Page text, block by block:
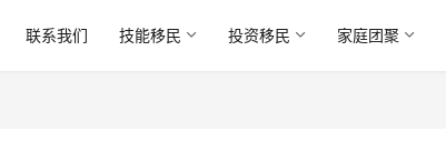
联系我们 技能移民 投资移民 家庭团聚